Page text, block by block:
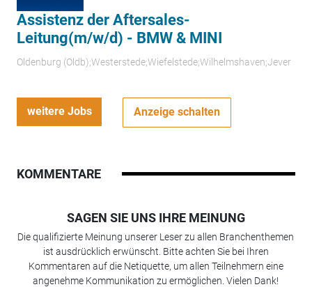
Assistenz der Aftersales-
Leitung(m/w/d) - BMW & MINI
Oldenburg (Oldb);Westerstede;Wiefelstede;Wilhelmshaven;Jever
weitere Jobs Anzeige schalten
KOMMENTARE
SAGEN SIE UNS IHRE MEINUNG
Die qualifizierte Meinung unserer Leser zu allen Branchenthemen
ist ausdrücklich erwünscht. Bitte achten Sie bei Ihren
Kommentaren auf die Netiquette, um allen Teilnehmern eine
angenehme Kommunikation zu ermöglichen. Vielen Dank!